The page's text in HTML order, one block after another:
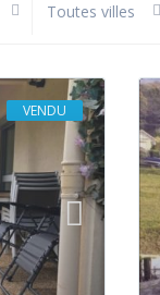
Toutes villes
VENDU